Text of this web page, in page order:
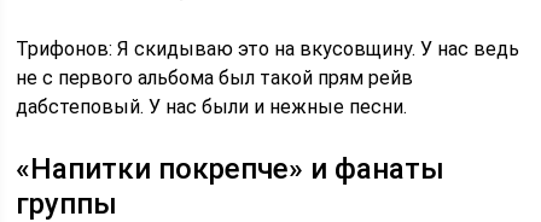
Трифонов: Я скидываю это на вкусовщину. У нас ведь
не с первого альбома был такой прям рейв
дабстеповый. У нас были и нежные песни.
«Напитки покрепче» и фанаты
группы